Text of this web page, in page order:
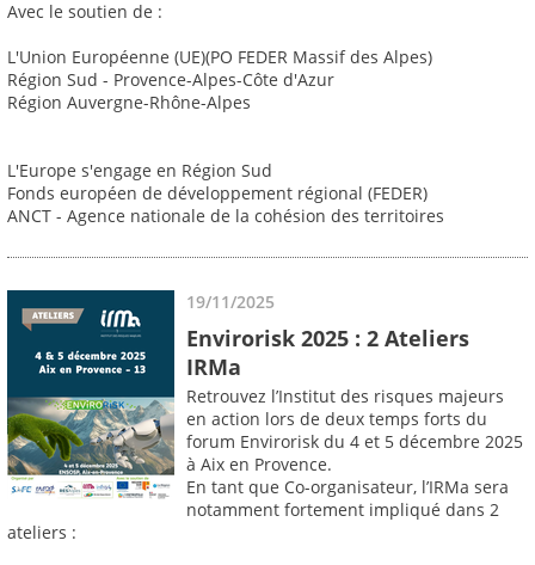
Avec le soutien de :
L'Union Européenne (UE)(PO FEDER Massif des Alpes)
Région Sud - Provence-Alpes-Côte d'Azur
Région Auvergne-Rhône-Alpes
L'Europe s'engage en Région Sud
Fonds européen de développement régional (FEDER)
ANCT - Agence nationale de la cohésion des territoires
19/11/2025
Envirorisk 2025 : 2 Ateliers
IRMa
Retrouvez l’Institut des risques majeurs
en action lors de deux temps forts du
forum Envirorisk du 4 et 5 décembre 2025
à Aix en Provence.
En tant que Co-organisateur, l’IRMa sera
notamment fortement impliqué dans 2
ateliers :